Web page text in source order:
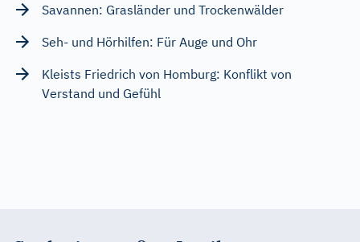
Savannen: Grasländer und Trockenwälder
Seh- und Hörhilfen: Für Auge und Ohr
Kleists Friedrich von Homburg: Konflikt von
Verstand und Gefühl